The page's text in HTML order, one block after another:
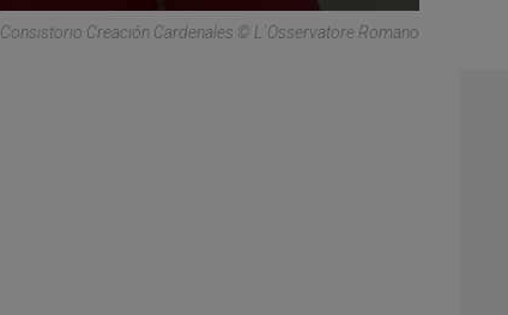
Consistorio Creación Cardenales © L´Osservatore Romano